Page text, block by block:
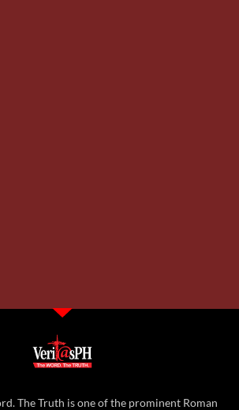
The Truth is one of the prominent Roman